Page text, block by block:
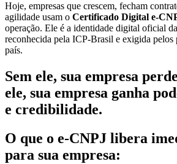
Hoje, empresas que crescem, fecham
agilidade usam o Certificado Digital e-
operação. Ele é a identidade digital oficial
reconhecida pela ICP-Brasil e exigida pelos
país.
Sem ele, sua empresa
ele, sua empresa ganha
e credibilidade.
O que o e-CNPJ libera
para sua empresa: